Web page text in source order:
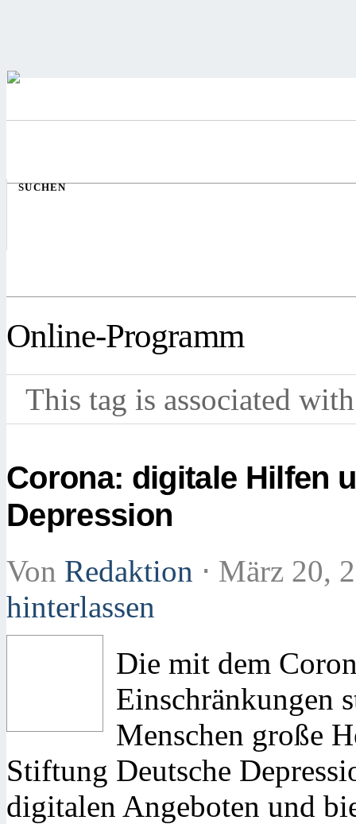
SUCHEN
Online-Programm
This tag is associated
Corona: digitale Hilfen
Depression
Von Redaktion ⋅ März 20,
hinterlassen
Die mit dem
Einschränkungen
Menschen große
Stiftung Deutsche
digitalen Angeboten und